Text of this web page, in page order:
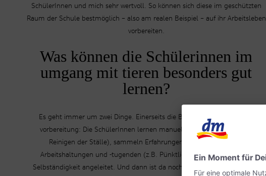
SchülerInnen und mich sehr wertvoll. So können sich diese im geschützten
Raum der Schule bestmöglich – also am realen Beispiel – auf ihr Arbeitsleben
vorbereiten.
Was können die Schülerinnen im
umgang mit tieren besonders gut
lernen?
Es geht immer um zwei Dinge. Einerseits die Berufsorientierung und -
vorbereitung: Die SchülerInnen lernen manuelle Tätigkeiten (z.B. das
Reinigen der Ställe), sammeln Erfahrungen in dem Bereich der
Arbeitshaltungen und -tugenden (z.B. Pünktlichkeit) und werden zur
Selbständigkeit angeleitet. Und dann ist da noch die soziale Komponente.